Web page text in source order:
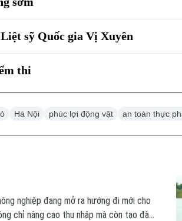
sỹ Quốc gia Vị Xuyên
thi
Hà Nội phúc lợi động vật an toàn thực
nghiệp đang mở ra hướng đi mới cho
chỉ nâng cao thu nhập mà còn tạo đà